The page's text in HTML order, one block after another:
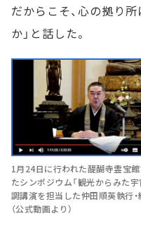
だからこそ、心の拠り
か」と話した。
1月24日に行われた醍醐寺霊宝
たシンポジウム「観光からみた宇
調講演を担当した仲田順英執行
（公式動画より）